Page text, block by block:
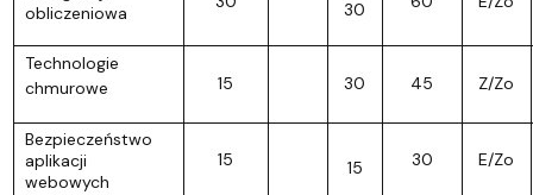
obliczeniowa
30
Technologie
chmurowe
15 30 45 Z/Zo
Bezpieczeństwo
aplikacji
webowych
15 15 30 E/Zo